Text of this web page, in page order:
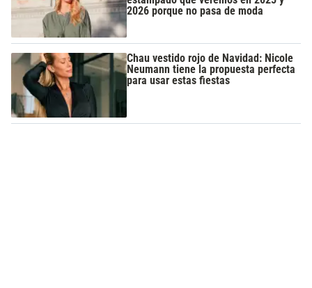
2026 porque no pasa de moda
Chau vestido rojo de Navidad: Nicole
Neumann tiene la propuesta perfecta
para usar estas fiestas